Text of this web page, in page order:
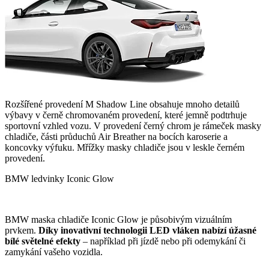
Rozšířené provedení M Shadow Line obsahuje mnoho detailů
výbavy v černě chromovaném provedení, které jemně podtrhuje
sportovní vzhled vozu. V provedení černý chrom je rámeček masky
chladiče, části průduchů Air Breather na bocích karoserie a
koncovky výfuku. Mřížky masky chladiče jsou v leskle černém
provedení.
BMW ledvinky Iconic Glow
BMW maska chladiče Iconic Glow je působivým vizuálním
prvkem. Díky inovativní technologii LED vláken nabízí úžasné
bílé světelné efekty – například při jízdě nebo při odemykání či
zamykání vašeho vozidla.